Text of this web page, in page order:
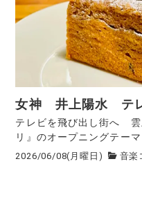
女神 井上陽水 テ
テレビを飛び出し街へ 雲
リ』のオープニングテー
2026/06/08(月曜日) 音楽